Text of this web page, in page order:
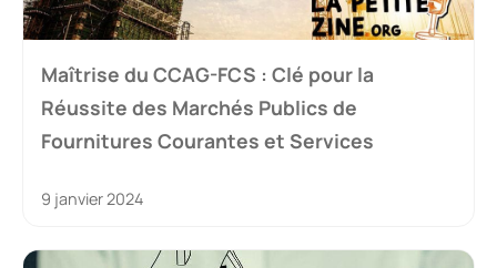
Maîtrise du CCAG-FCS : Clé pour la
Réussite des Marchés Publics de
Fournitures Courantes et Services
9 janvier 2024